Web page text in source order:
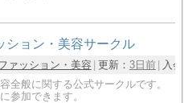
ション・美容サークル
ァッション・美容 更新： 3日前
入
全般に関する公式サークルです。
参加できます。